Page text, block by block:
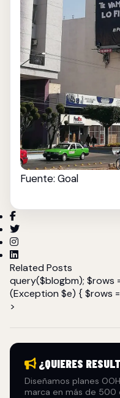
Fuente: Goal
Related Posts
query($blogbm); $rows
(Exception $e) { $rows
>
¿QUIERES
Diseñamos planes
marca en más de 500